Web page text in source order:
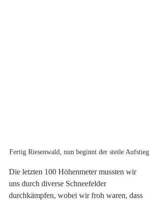
Fertig Riesenwald, nun beginnt der steile Aufstieg
Die letzten 100 Höhenmeter mussten wir
uns durch diverse Schneefelder
durchkämpfen, wobei wir froh waren, dass